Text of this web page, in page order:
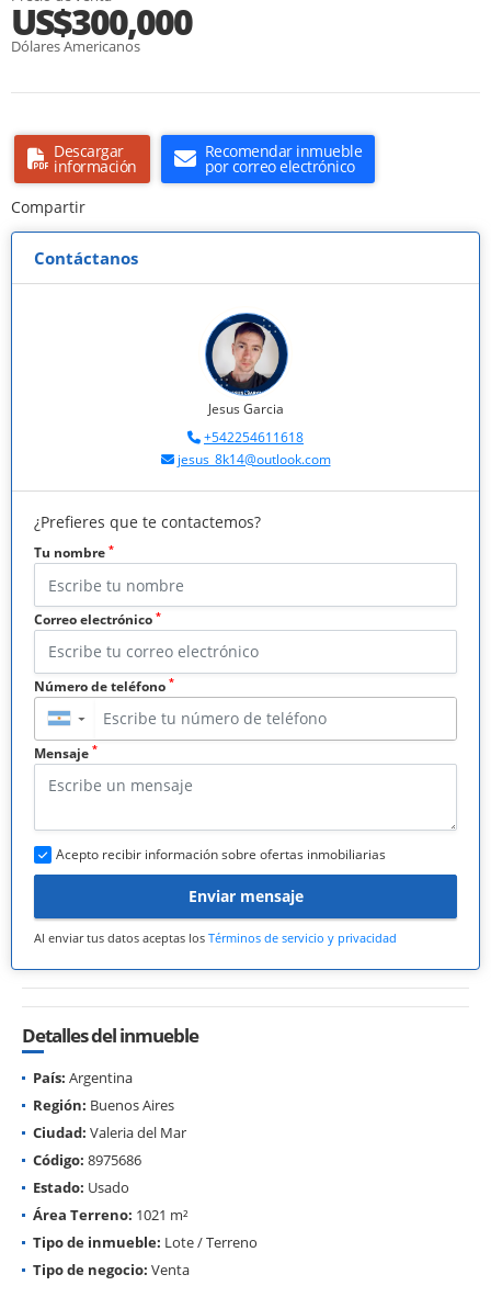
US$300,000
Dólares Americanos
Descargar
información
Recomendar inmueble
por correo electrónico
Compartir
Contáctanos
Jesus Garcia
+542254611618
jesus_8k14@outlook.com
¿Prefieres que te contactemos?
Tu nombre *
Correo electrónico *
Número de teléfono *
▼
Mensaje *
Acepto recibir información sobre ofertas inmobiliarias
Enviar mensaje
Al enviar tus datos aceptas los Términos de servicio y privacidad
Detalles del inmueble
País: Argentina
Región: Buenos Aires
Ciudad: Valeria del Mar
Código: 8975686
Estado: Usado
Área Terreno: 1021 m²
Tipo de inmueble: Lote / Terreno
Tipo de negocio: Venta